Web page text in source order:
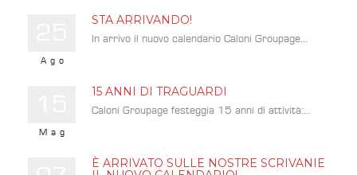
Ago
STA ARRIVANDO!
In arrivo il nuovo calendario Caloni Groupage...
Mag
15 ANNI DI TRAGUARDI
Caloni Groupage festeggia 15 anni di attività:...
È ARRIVATO SULLE NOSTRE SCRIVANIE